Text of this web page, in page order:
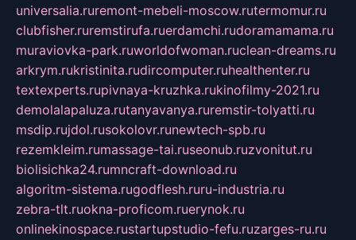
universalia.ruremont-mebeli-moscow.rutermomur.ru
clubfisher.ruremstirufa.ruerdamchi.rudoramamama.ru
muraviovka-park.ruworldofwoman.ruclean-dreams.ru
arkrym.rukristinita.rudircomputer.ruhealthenter.ru
textexperts.rupivnaya-kruzhka.rukinofilmy-2021.ru
demolalapaluza.rutanyavanya.ruremstir-tolyatti.ru
msdip.rujdol.rusokolovr.runewtech-spb.ru
rezemkleim.rumassage-tai.ruseonub.ruzvonitut.ru
biolisichka24.rumncraft-download.ru
algoritm-sistema.rugodflesh.ruru-industria.ru
zebra-tlt.ruokna-proficom.ruerynok.ru
onlinekinospace.rustartupstudio-fefu.ruzarges-ru.ru